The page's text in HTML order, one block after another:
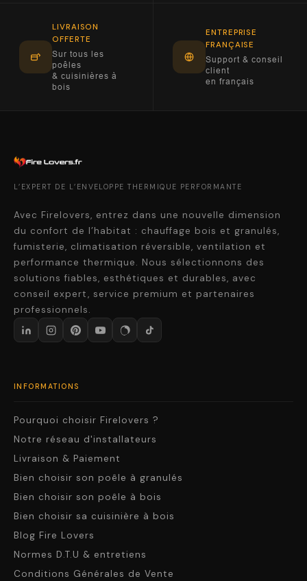
LIVRAISON
OFFERTE
Sur tous les
poêles
& cuisinières à
bois
ENTREPRISE
FRANÇAISE
Support & conseil
client
en français
L’EXPERT DE L’ENVELOPPE THERMIQUE PERFORMANTE
Avec Firelovers, entrez dans une nouvelle dimension
du confort de l’habitat : chauffage bois et granulés,
fumisterie, climatisation réversible, ventilation et
performance thermique. Nous sélectionnons des
solutions fiables, esthétiques et durables, avec
conseil expert, service premium et partenaires
professionnels.
INFORMATIONS
Pourquoi choisir Firelovers ?
Notre réseau d'installateurs
Livraison & Paiement
Bien choisir son poêle à granulés
Bien choisir son poêle à bois
Bien choisir sa cuisinière à bois
Blog Fire Lovers
Normes D.T.U & entretiens
Conditions Générales de Vente